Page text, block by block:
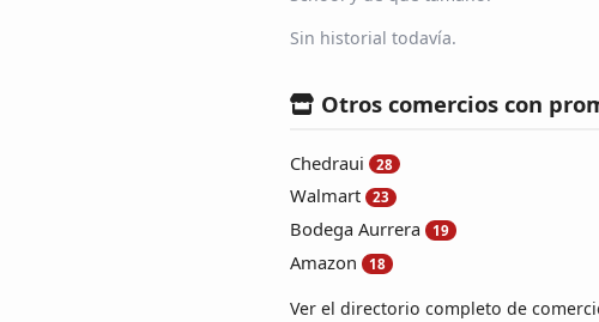
Sin historial todavía.
Otros comercios con
Chedraui 28
Walmart 23
Bodega Aurrera 19
Amazon 18
Ver el directorio completo de